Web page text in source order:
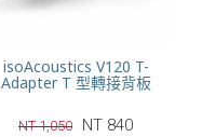
isoAcoustics V120 T-
Adapter T 型轉接背板
NT 1,050 NT 840